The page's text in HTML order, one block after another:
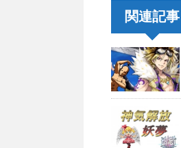
関連記事